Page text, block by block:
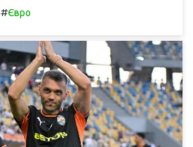
#Євро